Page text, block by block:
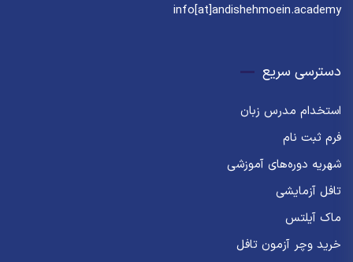
info[at]andishehmoein.academy
دسترسی سریع
استخدام مدرس زبان
فرم ثبت نام
شهریه دوره‌های آموزشی
تافل آزمایشی
ماک آیلتس
خرید وچر آزمون تافل